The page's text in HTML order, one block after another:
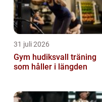
31 juli 2026
Gym hudiksvall träning
som håller i längden